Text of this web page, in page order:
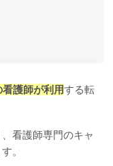
護師が利用する転
看護師専門のキャ
。